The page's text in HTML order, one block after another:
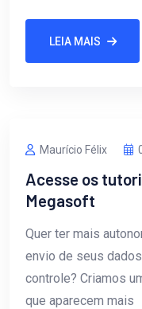
LEIA MAIS
Maurício Félix
Acesse os
Megasoft
Quer ter mais
envio de seus
controle? Criamos
que aparecem mais